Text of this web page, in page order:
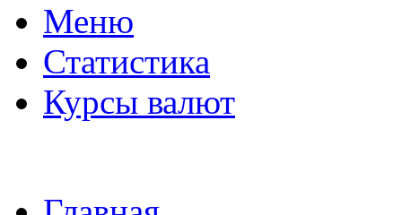
Меню
Статистика
Курсы валют